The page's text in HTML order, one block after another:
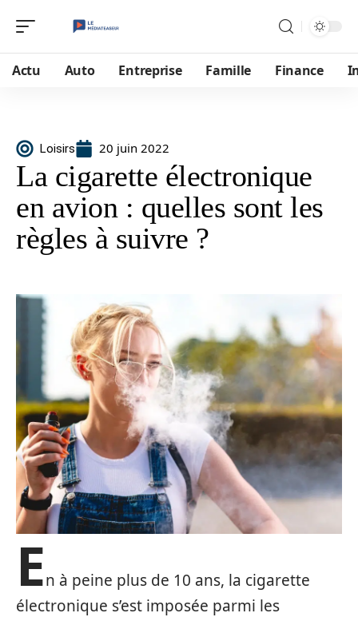
Actu Auto Entreprise Famille Finance
Loisirs 20 juin 2022
La cigarette électronique
en avion : quelles sont les
règles à suivre ?
En à peine plus de 10 ans, la cigarette
électronique s’est imposée parmi les